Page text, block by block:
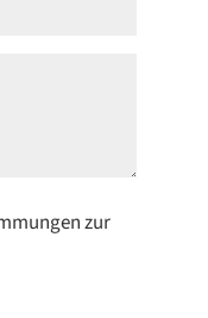
zur